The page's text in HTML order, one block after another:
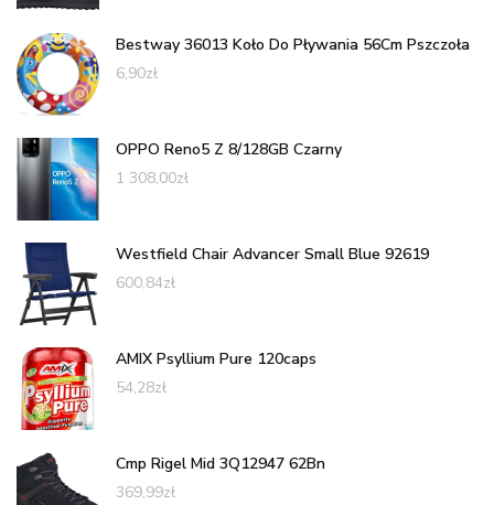
Bestway 36013 Koło Do Pływania 56Cm Pszczoła
6,90zł
OPPO Reno5 Z 8/128GB Czarny
1 308,00zł
Westfield Chair Advancer Small Blue 92619
600,84zł
AMIX Psyllium Pure 120caps
54,28zł
Cmp Rigel Mid 3Q12947 62Bn
369,99zł